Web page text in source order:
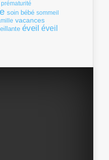
prématurité
soin bébé sommeil
vacances
éveil éveil